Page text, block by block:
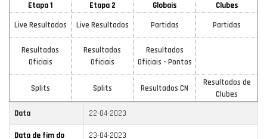
Etapa 1 Etapa 2 Globais Clubes
Live Resultados Live Resultados Partidas Partidas
Resultados
Oficiais
Resultados
Oficiais
Resultados
Oficiais - Pontos
Splits Splits Resultados CN
Resultados de
Clubes
Data
22-04-2023
Data de fim do
23-04-2023